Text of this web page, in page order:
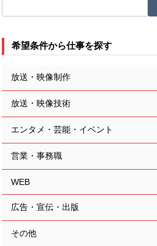
希望条件から仕事を探す
放送・映像制作
放送・映像技術
エンタメ・芸能・イベント
営業・事務職
WEB
広告・宣伝・出版
その他